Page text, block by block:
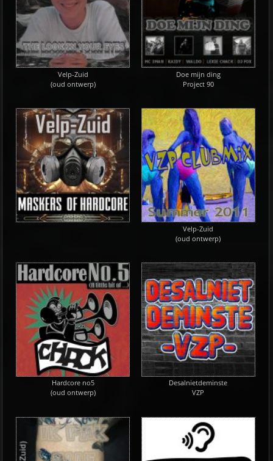
Velp-Zuid
(oud ontwerp)
Doe mijn ding
Project 90
Velp-Zuid
(oud ontwerp)
Hardcore no5
(oud ontwerp)
Desalnietdeminste
VZP